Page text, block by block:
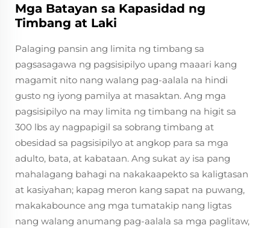
Mga Batayan sa Kapasidad ng
Timbang at Laki
Palaging pansin ang limita ng timbang sa
pagsasagawa ng pagsisipilyo upang maaari kang
magamit nito nang walang pag-aalala na hindi
gusto ng iyong pamilya at masaktan. Ang mga
pagsisipilyo na may limita ng timbang na higit sa
300 lbs ay nagpapigil sa sobrang timbang at
obesidad sa pagsisipilyo at angkop para sa mga
adulto, bata, at kabataan. Ang sukat ay isa pang
mahalagang bahagi na nakakaapekto sa kaligtasan
at kasiyahan; kapag meron kang sapat na puwang,
makakabounce ang mga tumatakip nang ligtas
nang walang anumang pag-aalala sa mga paglitaw,